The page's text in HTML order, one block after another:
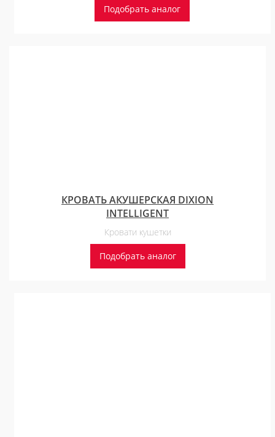
Подобрать аналог
КРОВАТЬ АКУШЕРСКАЯ DIXION
INTELLIGENT
Кровати кушетки
Подобрать аналог